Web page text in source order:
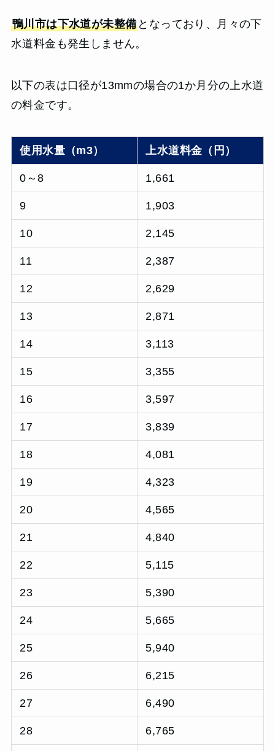
鴨川市は下水道が未整備 となっており、月々の下
水道料金も発生しません。
以下の表は口径が13mmの場合の1か月分の上水道
の料金です。
使用水量（m3） 上水道料金（円）
0～8 1,661
9 1,903
10 2,145
11 2,387
12 2,629
13 2,871
14 3,113
15 3,355
16 3,597
17 3,839
18 4,081
19 4,323
20 4,565
21 4,840
22 5,115
23 5,390
24 5,665
25 5,940
26 6,215
27 6,490
28 6,765